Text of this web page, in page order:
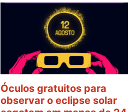
Óculos gratuitos para
observar o eclipse solar